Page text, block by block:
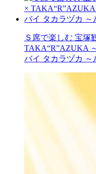
Ｓ席で楽しむ 宝
TAKA“R”AZUKA
バイ タカラヅカ ～